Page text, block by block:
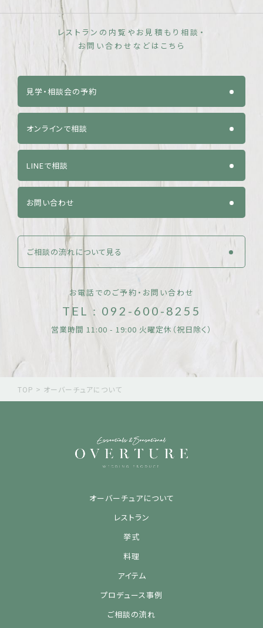
レストランの内覧やお見積もり相談・
お問い合わせなどはこちら
見学・相談会の予約
オンラインで相談
LINEで相談
お問い合わせ
ご相談の流れについて見る
お電話でのご予約・お問い合わせ
TEL : 092-600-8255
営業時間 11:00 - 19:00 火曜定休（祝日除く）
TOP > オーバーチュアについて
オーバーチュアについて
レストラン
挙式
料理
アイテム
プロデュース事例
ご相談の流れ